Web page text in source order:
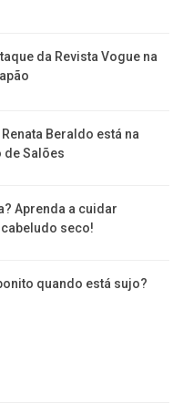
da Revista Vogue na
Beraldo está na
de Salões
Aprenda a cuidar
seco!
quando está sujo?